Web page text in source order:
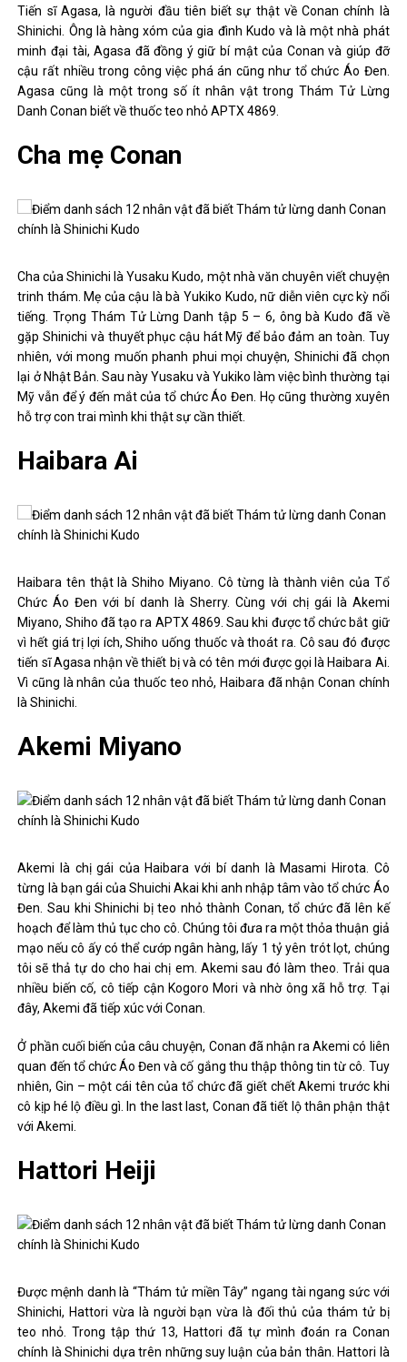
Tiến sĩ Agasa, là người đầu tiên biết sự thật về Conan chính là
Shinichi. Ông là hàng xóm của gia đình Kudo và là một nhà phát
minh đại tài, Agasa đã đồng ý giữ bí mật của Conan và giúp đỡ
cậu rất nhiều trong công việc phá án cũng như tổ chức Áo Đen.
Agasa cũng là một trong số ít nhân vật trong Thám Tử Lừng
Danh Conan biết về thuốc teo nhỏ APTX 4869.
Cha mẹ Conan
Cha của Shinichi là Yusaku Kudo, một nhà văn chuyên viết chuyện
trinh thám. Mẹ của cậu là bà Yukiko Kudo, nữ diễn viên cực kỳ nổi
tiếng. Trọng Thám Tử Lừng Danh tập 5 – 6, ông bà Kudo đã về
gặp Shinichi và thuyết phục cậu hát Mỹ để bảo đảm an toàn. Tuy
nhiên, với mong muốn phanh phui mọi chuyện, Shinichi đã chọn
lại ở Nhật Bản. Sau này Yusaku và Yukiko làm việc bình thường tại
Mỹ vẫn để ý đến mắt của tổ chức Áo Đen. Họ cũng thường xuyên
hỗ trợ con trai mình khi thật sự cần thiết.
Haibara Ai
Haibara tên thật là Shiho Miyano. Cô từng là thành viên của Tổ
Chức Áo Đen với bí danh là Sherry. Cùng với chị gái là Akemi
Miyano, Shiho đã tạo ra APTX 4869. Sau khi được tổ chức bắt giữ
vì hết giá trị lợi ích, Shiho uống thuốc và thoát ra. Cô sau đó được
tiến sĩ Agasa nhận về thiết bị và có tên mới được gọi là Haibara Ai.
Vì cũng là nhân của thuốc teo nhỏ, Haibara đã nhận Conan chính
là Shinichi.
Akemi Miyano
Akemi là chị gái của Haibara với bí danh là Masami Hirota. Cô
từng là bạn gái của Shuichi Akai khi anh nhập tâm vào tổ chức Áo
Đen. Sau khi Shinichi bị teo nhỏ thành Conan, tổ chức đã lên kế
hoạch để làm thủ tục cho cô. Chúng tôi đưa ra một thỏa thuận giả
mạo nếu cô ấy có thể cướp ngân hàng, lấy 1 tỷ yên trót lọt, chúng
tôi sẽ thả tự do cho hai chị em. Akemi sau đó làm theo. Trải qua
nhiều biến cố, cô tiếp cận Kogoro Mori và nhờ ông xã hỗ trợ. Tại
đây, Akemi đã tiếp xúc với Conan.
Ở phần cuối biến của câu chuyện, Conan đã nhận ra Akemi có liên
quan đến tổ chức Áo Đen và cố gắng thu thập thông tin từ cô. Tuy
nhiên, Gin – một cái tên của tổ chức đã giết chết Akemi trước khi
cô kịp hé lộ điều gì. In the last last, Conan đã tiết lộ thân phận thật
với Akemi.
Hattori Heiji
Được mệnh danh là “Thám tử miền Tây” ngang tài ngang sức với
Shinichi, Hattori vừa là người bạn vừa là đối thủ của thám tử bị
teo nhỏ. Trong tập thứ 13, Hattori đã tự mình đoán ra Conan
chính là Shinichi dựa trên những suy luận của bản thân. Hattori là